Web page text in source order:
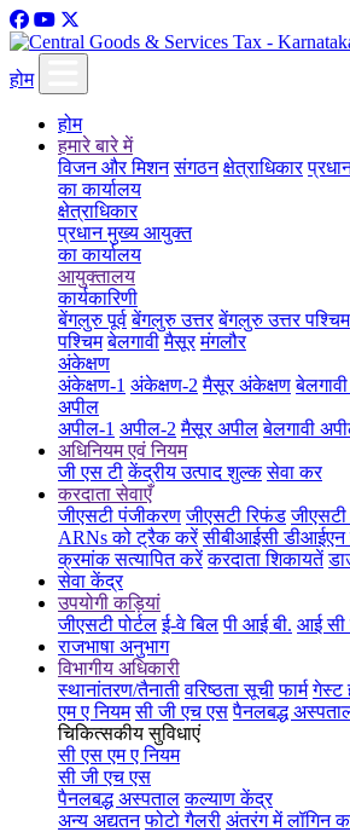
होम
होम
हमारे बारे में
विजन और मिशन संगठन क्षेत्राधिकार
का कार्यालय
क्षेत्राधिकार
प्रधान मुख्य आयुक्त
का कार्यालय
आयुक्तालय
कार्यकारिणी
बेंगलुरु पूर्व बेंगलुरु उत्तर बेंगलुरु उत्तर पश्चिम
पश्चिम बेलगावी मैसूर मंगलौर
अंकेक्षण
अंकेक्षण-1 अंकेक्षण-2 मैसूर अंकेक्षण
अपील
अपील-1 अपील-2 मैसूर अपील बेलगावी
अधिनियम एवं नियम
जी एस टी केंद्रीय उत्पाद शुल्क सेवा कर
करदाता सेवाएँ
जीएसटी पंजीकरण जीएसटी रिफंड जीएसटी
ARNs को ट्रैक करें सीबीआईसी डीआईएन
क्रमांक सत्यापित करें करदाता शिकायतें
सेवा केंद्र
उपयोगी कड़ियां
जीएसटी पोर्टल ई-वे बिल पी आई बी. आई सी
राजभाषा अनुभाग
विभागीय अधिकारी
स्थानांतरण/तैनाती वरिष्ठता सूची फार्म गेस्ट
एम ए नियम सी जी एच एस पैनलबद्ध
चिकित्सकीय सुविधाएं
सी एस एम ए नियम
सी जी एच एस
पैनलबद्ध अस्पताल कल्याण केंद्र
अन्य अद्यतन फोटो गैलरी अंतरंग में लॉगिन